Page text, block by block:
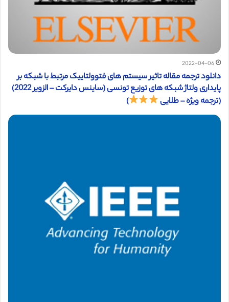
2022-04-06
دانلود ترجمه مقاله تاثیر سیستم های فتوولتاییک مرتبط با شبکه بر
پایداری ولتاژ شبکه های توزیع تونسی (ساینس دایرکت – الزویر 2022)
(ترجمه ویژه – طلایی
)